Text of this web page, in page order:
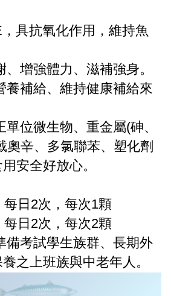
具抗氧化作用，維持魚
增強體力、滋補強身。
補給、維持健康補給來
位微生物、重金屬(砷、
奧辛、多氯聯苯、塑化劑
安全好放心。
日2次，每次1顆
日2次，每次2顆
考試學生族群、長期外
之上班族與中老年人。